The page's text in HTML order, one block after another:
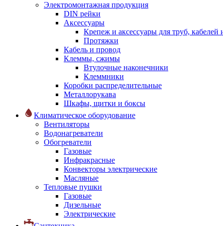
Электромонтажная продукция
DIN рейки
Аксессуары
Крепеж и аксессуары для труб, кабелей
Протяжки
Кабель и провод
Клеммы, сжимы
Втулочные наконечники
Клеммники
Коробки распределительные
Металлорукава
Шкафы, щитки и боксы
Климатическое оборудование
Вентиляторы
Водонагреватели
Обогреватели
Газовые
Инфракрасные
Конвекторы электрические
Масляные
Тепловые пушки
Газовые
Дизельные
Электрические